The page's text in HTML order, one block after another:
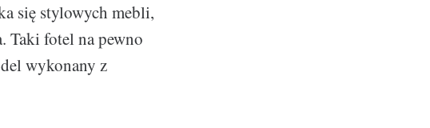
się stylowych mebli,
Taki fotel na pewno
wykonany z